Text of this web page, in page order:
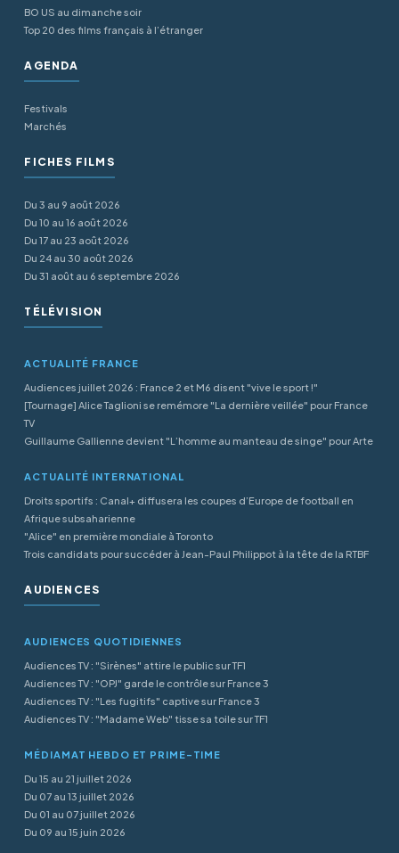
BO US au dimanche soir
Top 20 des films français à l’étranger
AGENDA
Festivals
Marchés
FICHES FILMS
Du 3 au 9 août 2026
Du 10 au 16 août 2026
Du 17 au 23 août 2026
Du 24 au 30 août 2026
Du 31 août au 6 septembre 2026
TÉLÉVISION
ACTUALITÉ FRANCE
Audiences juillet 2026 : France 2 et M6 disent "vive le sport !"
[Tournage] Alice Taglioni se remémore "La dernière veillée" pour France
TV
Guillaume Gallienne devient "L’homme au manteau de singe" pour Arte
ACTUALITÉ INTERNATIONAL
Droits sportifs : Canal+ diffusera les coupes d’Europe de football en
Afrique subsaharienne
"Alice" en première mondiale à Toronto
Trois candidats pour succéder à Jean-Paul Philippot à la tête de la RTBF
AUDIENCES
AUDIENCES QUOTIDIENNES
Audiences TV : "Sirènes" attire le public sur TF1
Audiences TV : "OPJ" garde le contrôle sur France 3
Audiences TV : "Les fugitifs" captive sur France 3
Audiences TV : "Madame Web" tisse sa toile sur TF1
MÉDIAMAT HEBDO ET PRIME-TIME
Du 15 au 21 juillet 2026
Du 07 au 13 juillet 2026
Du 01 au 07 juillet 2026
Du 09 au 15 juin 2026